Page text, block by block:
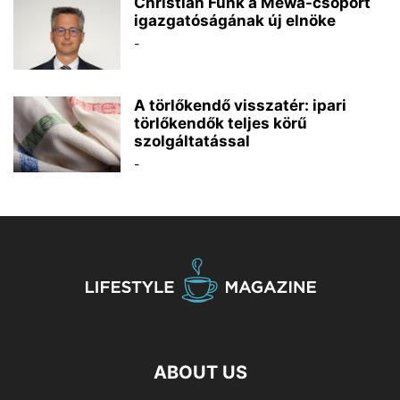
igazgatóságának új elnöke
-
A törlőkendő visszatér: ipari
törlőkendők teljes körű
szolgáltatással
-
ABOUT US